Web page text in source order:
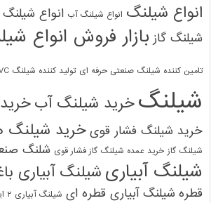
انواع شیلنگ انواع شیلنگ آب انواع
شیلنگ گاز بازار فروش انواع
تامین کننده شیلنگ صنعتی حرفه ای تولید کننده شیلنگ PVC
شیلنگخرید شیلنگ آب
خرید شیلنگ فشار قوی خرید شیلنگ
شیلنگ گاز خرید عمده شیلنگ گاز فشار قوی شلنگ
شیلنگ آبیاری شیلنگ آبیاری
قطره شیلنگ آبیاری قطره ای شیلنگ آبیاری ۲ اینچ شیلنگ آبیاری بارانی